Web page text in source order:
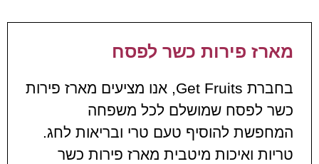
מארז פירות כשר לפסח
בחברת Get Fruits, אנו מציעים מארז פירות
כשר לפסח שמושלם לכל משפחה
המחפשת להוסיף טעם טרי ובריאות לחג.
טריות ואיכות מיטבית מארז פירות כשר